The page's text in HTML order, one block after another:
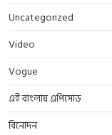
Uncategorized
Video
Vogue
এই বাংলায় এপিসোড
বিনোদন